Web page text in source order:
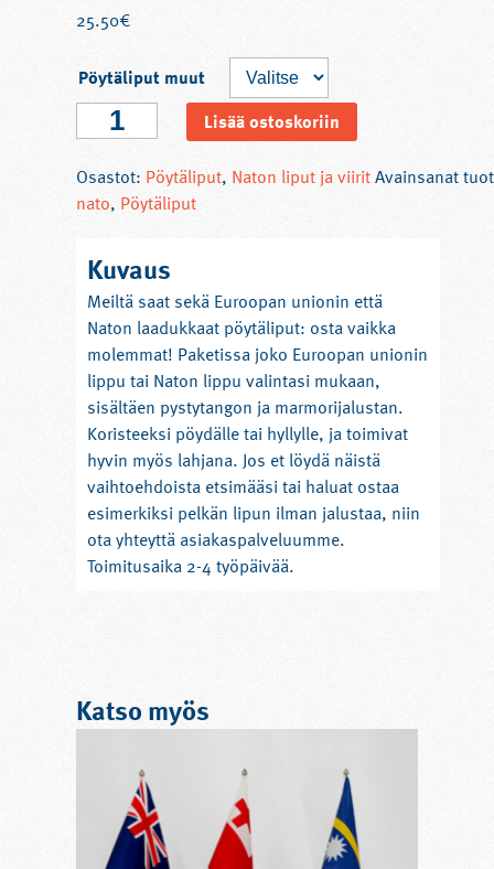
25.50€
Pöytäliput muut
Pöytäliput
Euroopan
unioni
Lisää ostoskoriin
Osastot: Pöytäliput, Naton liput ja viiritAvainsanat
nato, Pöytäliput
Kuvaus
Meiltä saat sekä Euroopan unionin että
Naton laadukkaat pöytäliput: osta vaikka
molemmat! Paketissa joko Euroopan unionin
lippu tai Naton lippu valintasi mukaan,
sisältäen pystytangon ja marmorijalustan.
Koristeeksi pöydälle tai hyllylle, ja toimivat
hyvin myös lahjana. Jos et löydä näistä
vaihtoehdoista etsimääsi tai haluat ostaa
esimerkiksi pelkän lipun ilman jalustaa, niin
ota yhteyttä asiakaspalveluumme.
Toimitusaika 2-4 työpäivää.
saapuu ulkomaalaisia vieraita, on
kohteliasta kunnioittaa kansallisuuksien
tarkoitettua kansallislippua ei ole soveliasta
ripustaa seinälle koristeeksi. Pöytälippu on
tarkka jäljennös oikeasta lipusta ja se
edustaa samoja arvoja. Pöytälippua on siis
Katso myös